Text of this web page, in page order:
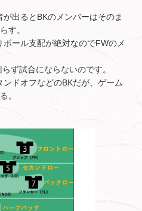
出るとBKのメンバーはそのま
す。
ール支配が絶対なのでFWのメ
ず試合にならないのです。
ドオフなどのBKだが、ゲーム
。